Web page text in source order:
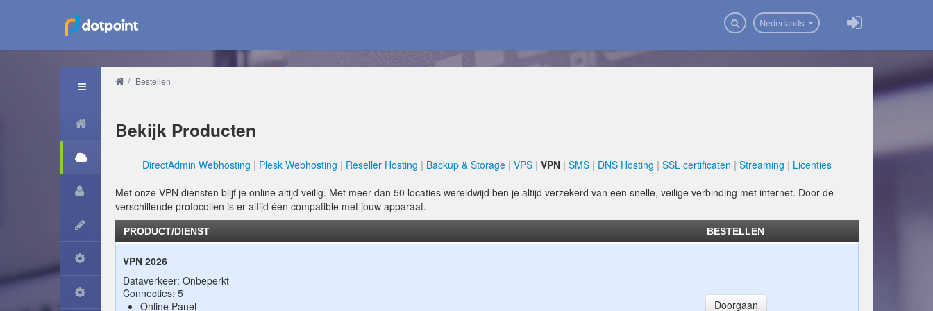
Nederlands
/ Bestellen
Bekijk Producten
DirectAdmin Webhosting Plesk Webhosting Reseller Hosting Backup & Storage VPS VPN SMS DNS Hosting SSL certificaten Streaming
Licenties
Met onze VPN diensten blijf je online altijd veilig. Met meer dan 50 locaties wereldwijd ben je altijd verzekerd van een snelle, veilige verbinding met internet. Door de
verschillende protocollen is er altijd één compatible met jouw apparaat.
PRODUCT/DIENST BESTELLEN
VPN 2026
Dataverkeer: Onbeperkt
Connecties: 5
Online Panel
Doorgaan